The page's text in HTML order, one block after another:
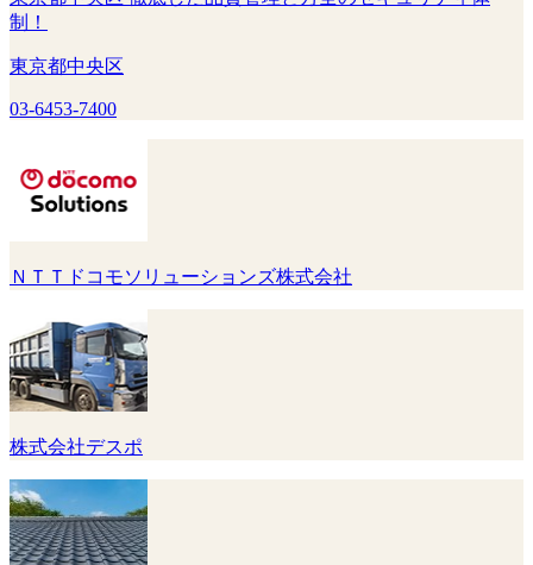
制！
東京都中央区
03-6453-7400
ＮＴＴドコモソリューションズ株式会社
株式会社デスポ